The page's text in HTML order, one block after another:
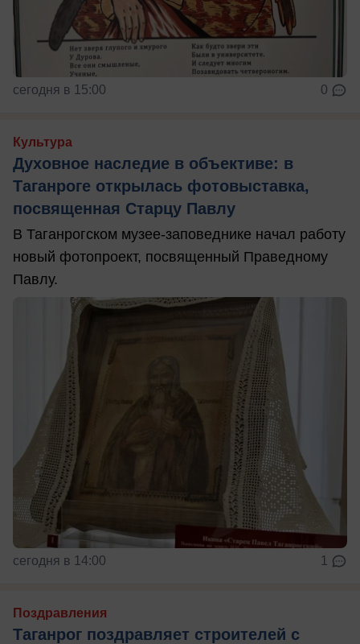
сегодня в 15:00 0
Культура
Духовное наследие в объективе: в
Таганроге открылась фотовыставка,
посвященная Старцу Павлу
В Таганрогском музее-заповеднике начал работу
новый фотопроект, посвященный Праведному
Павлу.
сегодня в 14:00 1
Поздравления
Таганрог поздравляет строителей с